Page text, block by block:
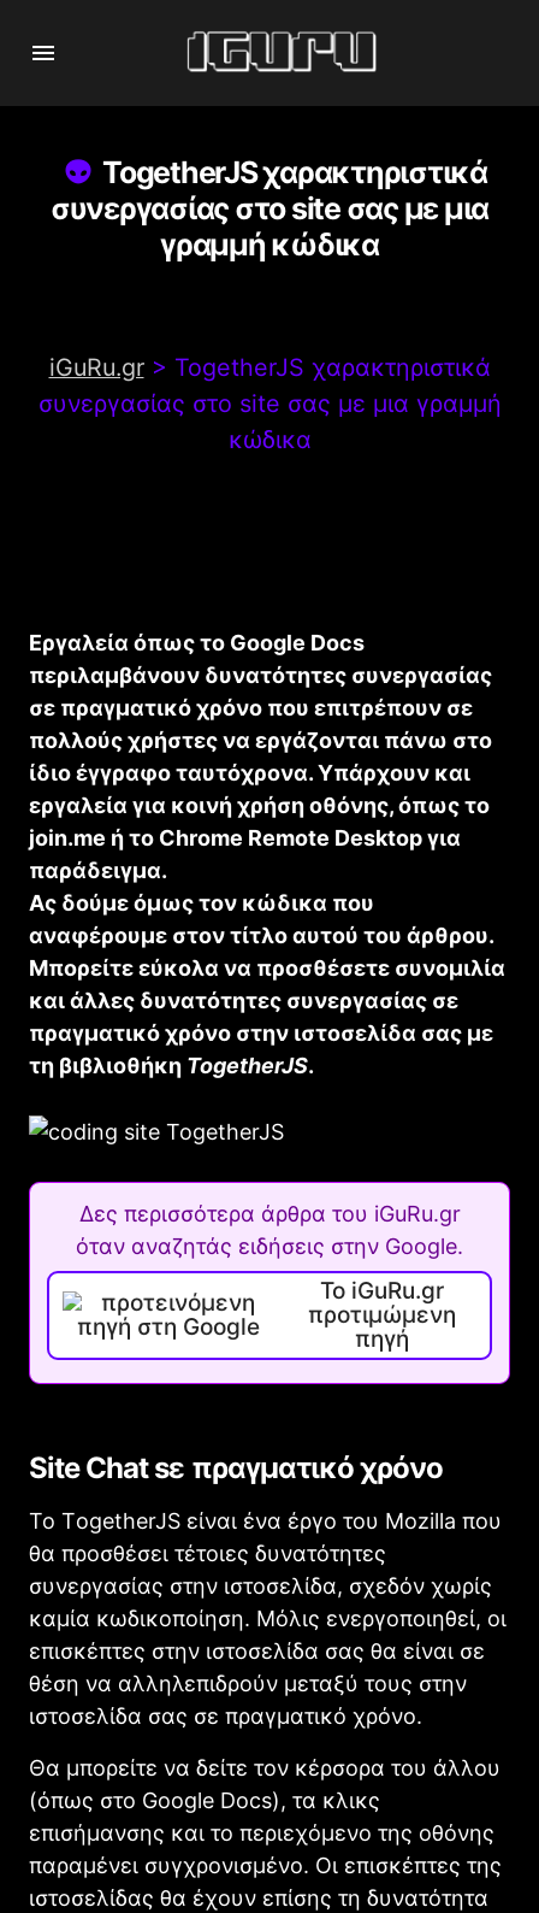
TogetherJS χαρακτηριστικά
συνεργασίας στο site σας με μια
γραμμή κώδικα
iGuRu.gr> TogetherJS χαρακτηριστικά
συνεργασίας στο site σας με μια γραμμή
κώδικα
Εργαλεία όπως το Google Docs
περιλαμβάνουν δυνατότητες συνεργασίας
σε πραγματικό χρόνο που επιτρέπουν σε
πολλούς χρήστες να εργάζονται πάνω στο
ίδιο έγγραφο ταυτόχρονα. Υπάρχουν και
εργαλεία για κοινή χρήση οθόνης, όπως το
join.me ή το Chrome Remote Desktop για
παράδειγμα.
Ας δούμε όμως τον κώδικα που
αναφέρουμε στον τίτλο αυτού του άρθρου.
Μπορείτε εύκολα να προσθέσετε συνομιλία
και άλλες δυνατότητες συνεργασίας σε
πραγματικό χρόνο στην ιστοσελίδα σας με
τη βιβλιοθήκη TogetherJS.
Δες περισσότερα άρθρα του iGuRu.gr
όταν αναζητάς ειδήσεις στην Google.
Το iGuRu.gr
προτιμώμενη
πηγή
Site Chat sε πραγματικό χρόνο
To ΤogetherJS είναι ένα έργο του Mozilla που
θα προσθέσει τέτοιες δυνατότητες
συνεργασίας στην ιστοσελίδα, σχεδόν χωρίς
καμία κωδικοποίηση. Μόλις ενεργοποιηθεί, οι
επισκέπτες στην ιστοσελίδα σας θα είναι σε
θέση να αλληλεπιδρούν μεταξύ τους στην
ιστοσελίδα σας σε πραγματικό χρόνο.
Θα μπορείτε να δείτε τον κέρσορα του άλλου
(όπως στο Google Docs), τα κλικς
επισήμανσης και το περιεχόμενο της οθόνης
παραμένει συγχρονισμένο. Οι επισκέπτες της
ιστοσελίδας θα έχουν επίσης τη δυνατότητα